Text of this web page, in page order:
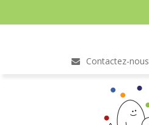
Contactez-nous